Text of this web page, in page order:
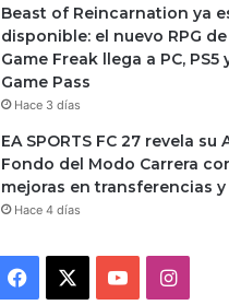
Beast of Reincarnation ya
disponible: el nuevo RPG
Game Freak llega a PC, PS5
Game Pass
Hace 3 días
EA SPORTS FC 27 revela su
Fondo del Modo Carrera
mejoras en transferencias
Hace 4 días
Facebook YouTube